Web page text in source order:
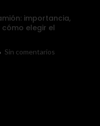
importancia,
elegir el
Sin comentarios